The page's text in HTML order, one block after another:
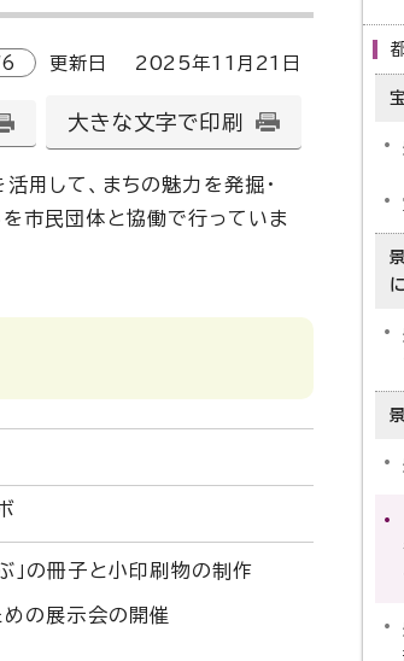
更新日 2025年11 月 21 日
大きな文字で印刷
用して、まちの魅力を発掘・
市民団体と協働で行っていま
」の冊子と小印刷物の制作
の展示会の開催